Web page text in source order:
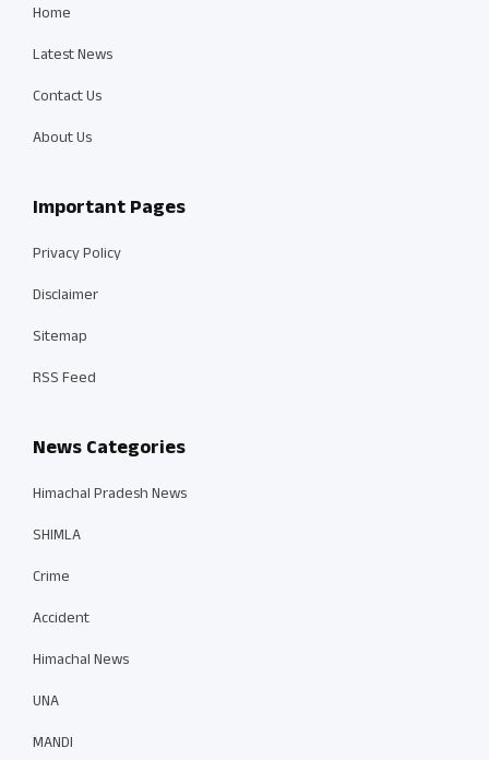
Home
Latest News
Contact Us
About Us
Important Pages
Privacy Policy
Disclaimer
Sitemap
RSS Feed
News Categories
Himachal Pradesh News
SHIMLA
Crime
Accident
Himachal News
UNA
MANDI